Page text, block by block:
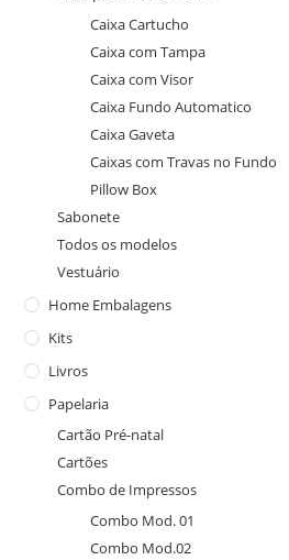
Caixa Cartucho
Caixa com Tampa
Caixa com Visor
Caixa Fundo Automatico
Caixa Gaveta
Caixas com Travas no Fundo
Pillow Box
Sabonete
Todos os modelos
Vestuário
Home Embalagens
Kits
Livros
Papelaria
Cartão Pré-natal
Cartões
Combo de Impressos
Combo Mod. 01
Combo Mod.02